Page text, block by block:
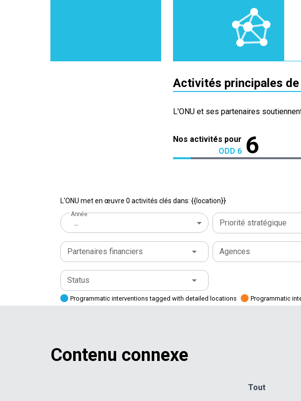
Activités principales de
L'ONU et ses partenaires
Nos activités pour
ODD 6 6
L'ONU met en œuvre 0 activités clés dans: {{location}}
Année
... Priorité stratégique
Partenaires financiers Agences
Status
Programmatic interventions tagged with detailed locations Programmatic
Contenu connexe
Tout